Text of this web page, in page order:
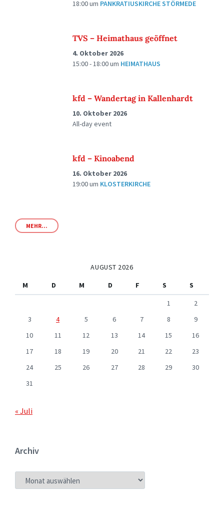
18:00um PANKRATIUSKIRCHE STÖRMEDE
TVS – Heimathaus geöffnet
4. Oktober 2026
15:00 - 18:00um HEIMATHAUS
kfd – Wandertag in Kallenhardt
10. Oktober 2026
All-day event
kfd – Kinoabend
16. Oktober 2026
19:00um KLOSTERKIRCHE
MEHR...
AUGUST 2026
M
D M D F S
S
1
2
3
4 5 6 7 8
9
10
11 12 13 14 15
16
17
18 19 20 21 22
23
24
25 26 27 28 29
30
31
« Juli
Archiv
ARCHIV